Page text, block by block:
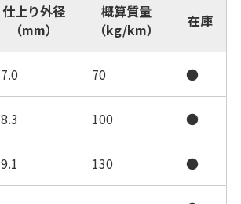
仕上り外径
（mm）
概算質量
（kg/km）
在庫
7.0 70 ●
8.3 100 ●
9.1 130 ●